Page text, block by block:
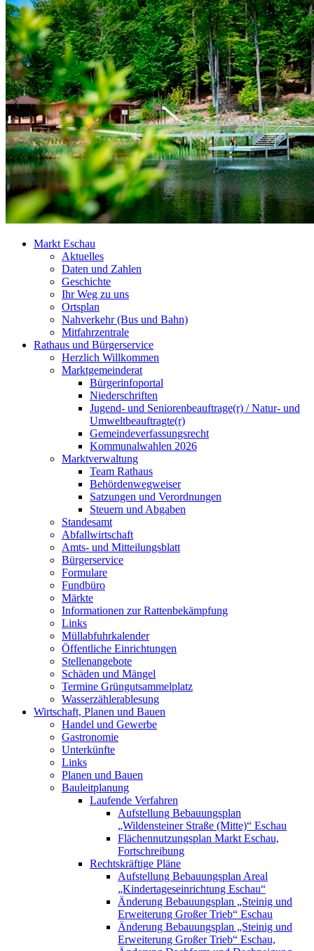
Markt Eschau
Aktuelles
Daten und Zahlen
Geschichte
Ihr Weg zu uns
Ortsplan
Nahverkehr (Bus und Bahn)
Mitfahrzentrale
Rathaus und Bürgerservice
Herzlich Willkommen
Marktgemeinderat
Bürgerinfoportal
Niederschriften
Jugend- und Seniorenbeauftrage(r) / Natur- und
Umweltbeauftragte(r)
Gemeindeverfassungsrecht
Kommunalwahlen 2026
Marktverwaltung
Team Rathaus
Behördenwegweiser
Satzungen und Verordnungen
Steuern und Abgaben
Standesamt
Abfallwirtschaft
Amts- und Mitteilungsblatt
Bürgerservice
Formulare
Fundbüro
Märkte
Informationen zur Rattenbekämpfung
Links
Müllabfuhrkalender
Öffentliche Einrichtungen
Stellenangebote
Schäden und Mängel
Termine Grüngutsammelplatz
Wasserzählerablesung
Wirtschaft, Planen und Bauen
Handel und Gewerbe
Gastronomie
Unterkünfte
Links
Planen und Bauen
Bauleitplanung
Laufende Verfahren
Aufstellung Bebauungsplan
„Wildensteiner Straße (Mitte)“ Eschau
Flächennutzungsplan Markt Eschau,
Fortschreibung
Rechtskräftige Pläne
Aufstellung Bebauungsplan Areal
„Kindertageseinrichtung Eschau“
Änderung Bebauungsplan „Steinig und
Erweiterung Großer Trieb“ Eschau
Änderung Bebauungsplan „Steinig und
Erweiterung Großer Trieb“ Eschau,